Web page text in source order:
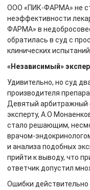
ООО «ПИК-ФАРМА» не
неэффективности
ФАРМА» в
обратилась в суд с
клинических
«Независимый»
Удивительно, но суд
производителя
Девятый арбитражный
эксперту, А.О
стало решающим,
врачом-
и анализа подобных
прийти к выводу, что
ответчик допустил
Ошибки